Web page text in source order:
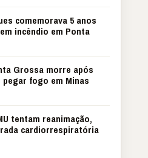
comemorava 5 anos
incêndio em Ponta
Grossa morre após
fogo em Minas
tentam reanimação,
cardiorrespiratória